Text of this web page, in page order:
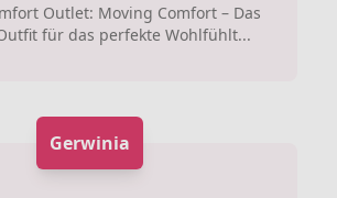
Outlet: Moving Comfort – Das
für das perfekte Wohlfühlt...
Gerwinia